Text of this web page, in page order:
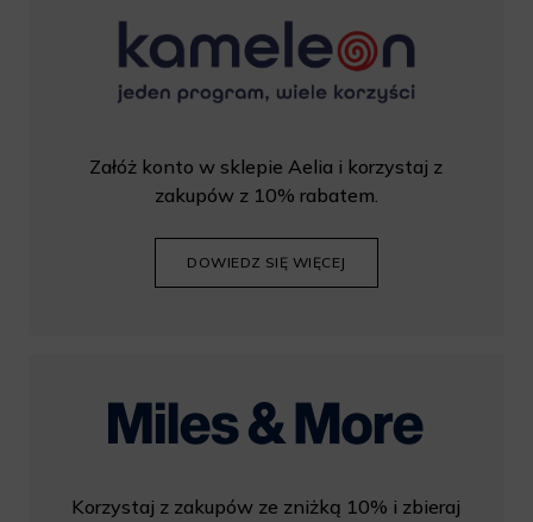
Załóż konto w sklepie Aelia i korzystaj z
zakupów z 10% rabatem.
DOWIEDZ SIĘ WIĘCEJ
Korzystaj z zakupów ze zniżką 10% i zbieraj